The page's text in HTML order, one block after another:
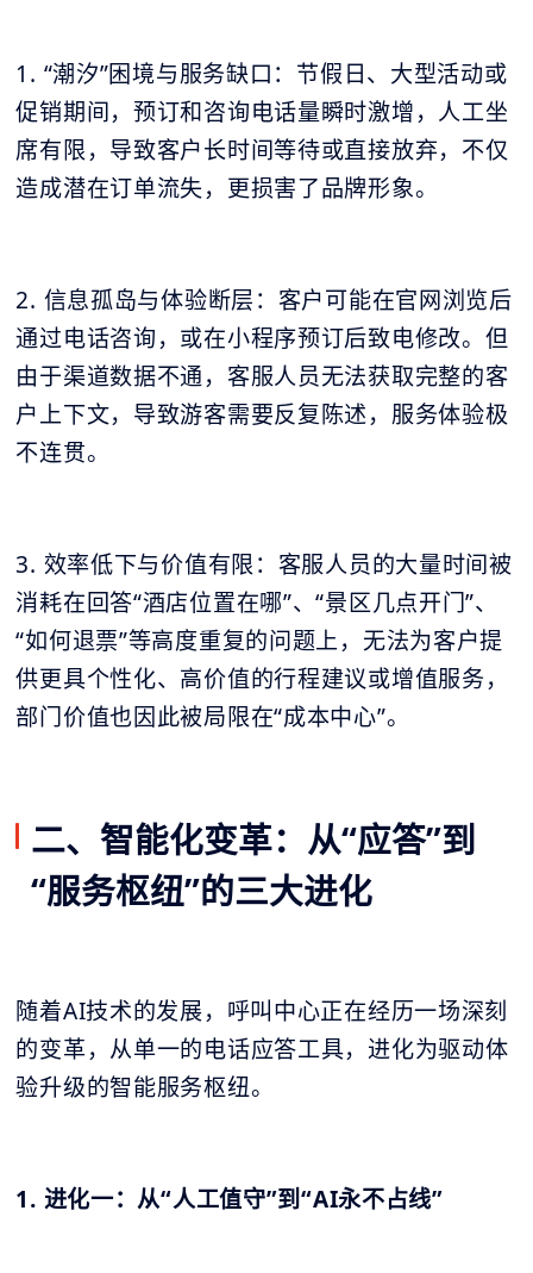
1. “潮汐”困境与服务缺口：节假日、大型活动或
促销期间，预订和咨询电话量瞬时激增，人工坐
席有限，导致客户长时间等待或直接放弃，不仅
造成潜在订单流失，更损害了品牌形象。
2. 信息孤岛与体验断层：客户可能在官网浏览后
通过电话咨询，或在小程序预订后致电修改。但
由于渠道数据不通，客服人员无法获取完整的客
户上下文，导致游客需要反复陈述，服务体验极
不连贯。
3. 效率低下与价值有限：客服人员的大量时间被
消耗在回答“酒店位置在哪”、“景区几点开门”、
“如何退票”等高度重复的问题上，无法为客户提
供更具个性化、高价值的行程建议或增值服务，
部门价值也因此被局限在“成本中心”。
二、智能化变革：从“应答”到
“服务枢纽”的三大进化
随着AI技术的发展，呼叫中心正在经历一场深刻
的变革，从单一的电话应答工具，进化为驱动体
验升级的智能服务枢纽。
1. 进化一：从“人工值守”到“AI永不占线”